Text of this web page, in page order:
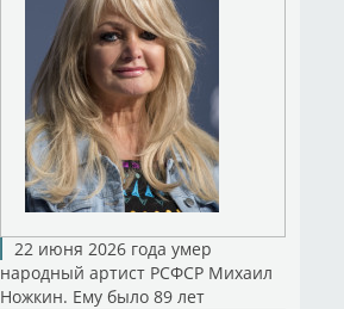
22 июня 2026 года умер
народный артист РСФСР Михаил
Ножкин. Ему было 89 лет